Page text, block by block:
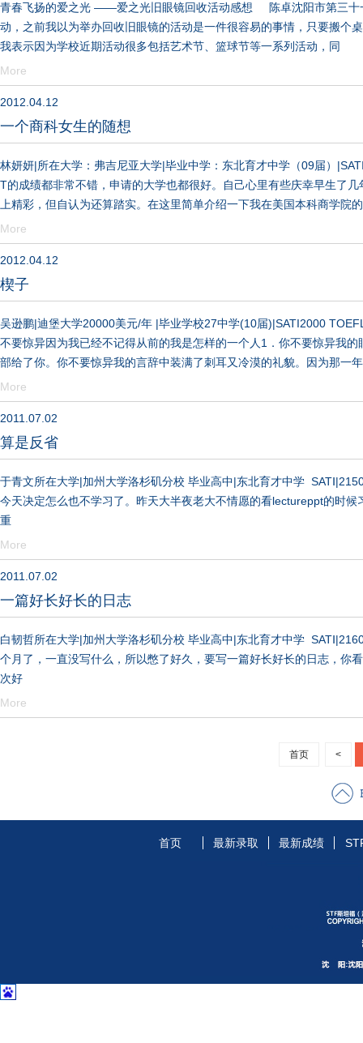
青春飞扬的爱之光 ——爱之光旧眼镜回收活动感想 陈卓沈阳市第三十
动，之前我以为举办回收旧眼镜的活动是一件很容易的事情，只要搬
我表示因为学校近期活动很多包括艺术节、篮球节等一系列活动，同
More
2012.04.12
一个商科女生的随想
林妍妍|所在大学：弗吉尼亚大学|毕业中学：东北育才中学（09届）
T的成绩都非常不错，申请的大学也都很好。自己心里有些庆幸早生了
上精彩，但自认为还算踏实。在这里简单介绍一下我在美国本科商学院
More
2012.04.12
楔子
吴逊鹏|迪堡大学20000美元/年 |毕业学校27中学(10届)|SATI2000
不要惊异因为我已经不记得从前的我是怎样的一个人1．你不要惊异我
部给了你。你不要惊异我的言辞中装满了刺耳又冷漠的礼貌。因为那一
More
2011.07.02
算是反省
于青文所在大学|加州大学洛杉矶分校 毕业高中|东北育才中学
今天决定怎么也不学习了。昨天大半夜老大不情愿的看lectureppt的时
重
More
2011.07.02
一篇好长好长的日志
白韧哲所在大学|加州大学洛杉矶分校 毕业高中|东北育才中学
个月了，一直没写什么，所以憋了好久，要写一篇好长好长的日志，你
次好
More
首页 <
首页 最新录取 最新成绩